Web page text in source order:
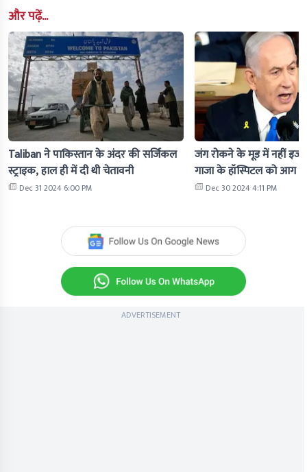
और पढ़ें...
Taliban ने पाकिस्तान के अंदर की सर्जिकल
स्ट्राइक, हाल ही में दी थी चेतावनी
Dec 31 2024 6:00 PM
जंग रोकने के मूड में नहीं
गाजा के हॉस्पिटल को आग
Dec 30 2024 4:11 PM
ADVERTISEMENT